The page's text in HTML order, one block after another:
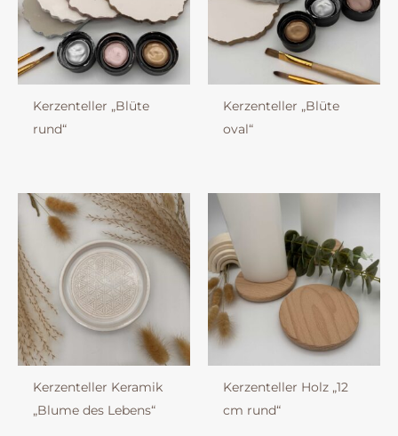
Kerzenteller „Blüte
rund“
Kerzenteller „Blüte
oval“
Kerzenteller Keramik
„Blume des Lebens“
Kerzenteller Holz „12
cm rund“